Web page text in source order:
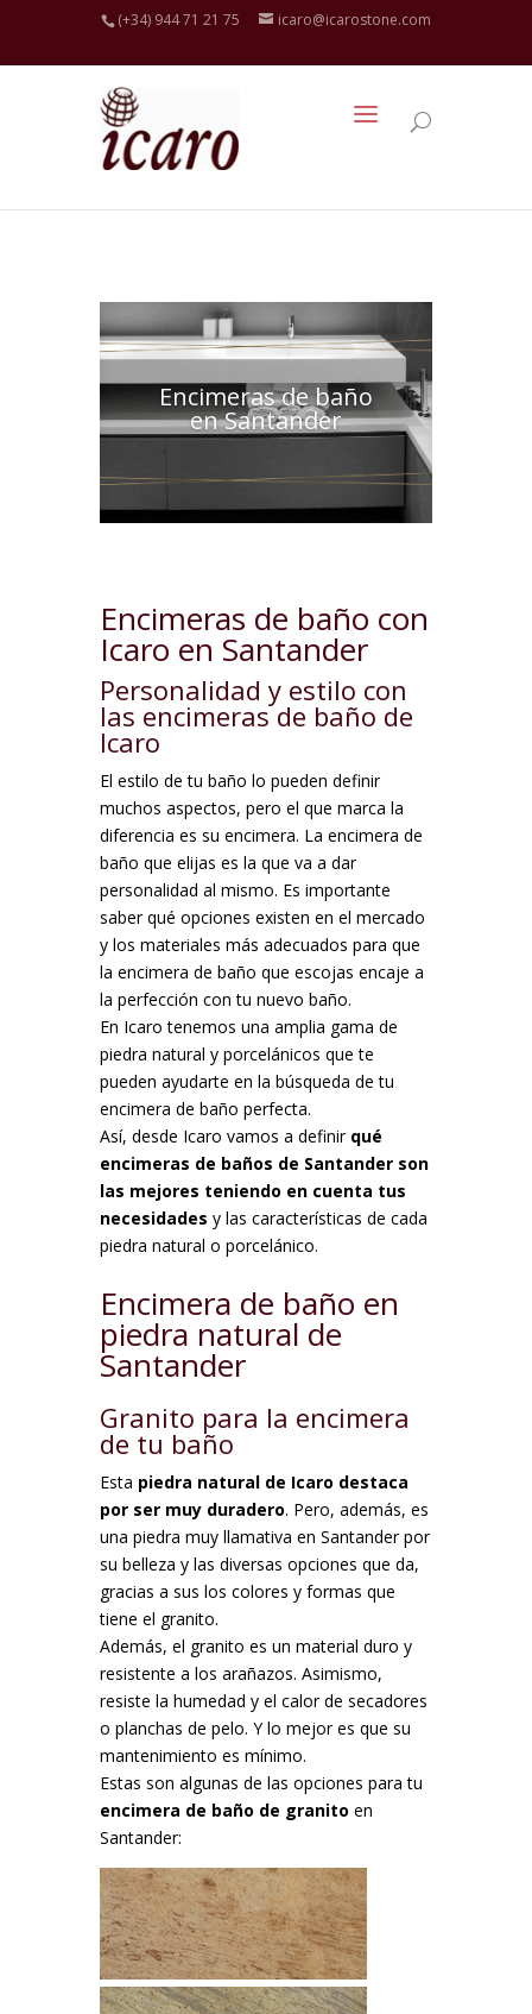
(+34) 944 71 21 75 icaro@icarostone.com
Encimeras de baño
en Santander
Encimeras de baño con
Icaro en Santander
Personalidad y estilo con
las encimeras de baño de
Icaro
El estilo de tu baño lo pueden definir
muchos aspectos, pero el que marca la
diferencia es su encimera. La encimera de
baño que elijas es la que va a dar
personalidad al mismo. Es importante
saber qué opciones existen en el mercado
y los materiales más adecuados para que
la encimera de baño que escojas encaje a
la perfección con tu nuevo baño.
En Icaro tenemos una amplia gama de
piedra natural y porcelánicos que te
pueden ayudarte en la búsqueda de tu
encimera de baño perfecta.
Así, desde Icaro vamos a definir qué
encimeras de baños de Santander son
las mejores teniendo en cuenta tus
necesidades y las características de cada
piedra natural o porcelánico.
Encimera de baño en
piedra natural de
Santander
Granito para la encimera
de tu baño
Esta piedra natural de Icaro destaca
por ser muy duradero. Pero, además, es
una piedra muy llamativa en Santander por
su belleza y las diversas opciones que da,
gracias a sus los colores y formas que
tiene el granito.
Además, el granito es un material duro y
resistente a los arañazos. Asimismo,
resiste la humedad y el calor de secadores
o planchas de pelo. Y lo mejor es que su
mantenimiento es mínimo.
Estas son algunas de las opciones para tu
encimera de baño de granito en
Santander: